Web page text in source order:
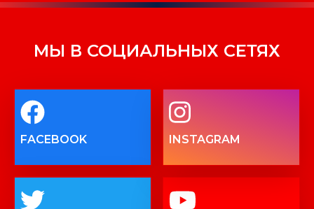
МЫ В СОЦИАЛЬНЫХ СЕТЯХ
FACEBOOK INSTAGRAM